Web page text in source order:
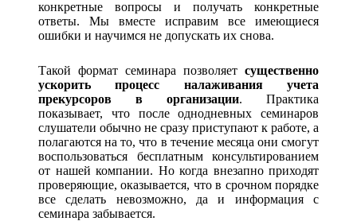
конкретные вопросы и получать конкретные
ответы. Мы вместе исправим все имеющиеся
ошибки и научимся не допускать их снова.
Такой формат семинара позволяет существенно
ускорить процесс налаживания учета
прекурсоров в организации. Практика
показывает, что после однодневных семинаров
слушатели обычно не сразу приступают к работе, а
полагаются на то, что в течение месяца они смогут
воспользоваться бесплатным консультированием
от нашей компании. Но когда внезапно приходят
проверяющие, оказывается, что в срочном порядке
все сделать невозможно, да и информация с
семинара забывается.